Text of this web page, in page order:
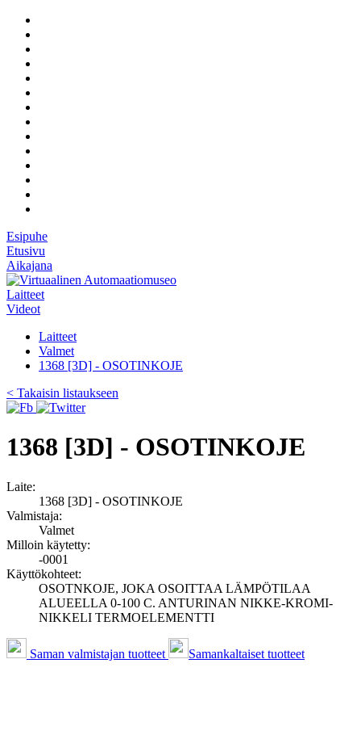
Esipuhe
Etusivu
Aikajana
Laitteet
Videot
Laitteet
Valmet
1368 [3D] - OSOTINKOJE
< Takaisin listaukseen
1368 [3D] - OSOTINKOJE
Laite:
1368 [3D] - OSOTINKOJE
Valmistaja:
Valmet
Milloin käytetty:
-0001
Käyttökohteet:
OSOTNKOJE, JOKA OSOITTAA LÄMPÖTILAA
ALUEELLA 0-100 C. ANTURINAN NIKKE-KROMI-
NIKKELI TERMOELEMENTTI
Saman valmistajan tuotteet Samankaltaiset tuotteet